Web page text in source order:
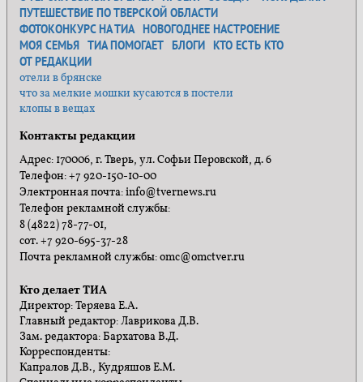
ПУТЕШЕСТВИЕ ПО ТВЕРСКОЙ ОБЛАСТИ
ФОТОКОНКУРС НА ТИА НОВОГОДНЕЕ НАСТРОЕНИЕ
МОЯ СЕМЬЯ ТИА ПОМОГАЕТ БЛОГИ КТО ЕСТЬ КТО
ОТ РЕДАКЦИИ
отели в брянске
что за мелкие мошки кусаются в постели
клопы в вещах
Контакты редакции
Адрес: 170006, г. Тверь, ул. Софьи Перовской, д. 6
Телефон: +7 920-150-10-00
Электронная почта: info@tvernews.ru
Телефон рекламной службы:
8 (4822) 78-77-01,
сот. +7 920-695-37-28
Почта рекламной службы: omc@omctver.ru
Кто делает ТИА
Директор: Теряева Е.А.
Главный редактор: Лаврикова Д.В.
Зам. редактора: Бархатова В.Д.
Корреспонденты:
Капралов Д.В., Кудряшов Е.М.